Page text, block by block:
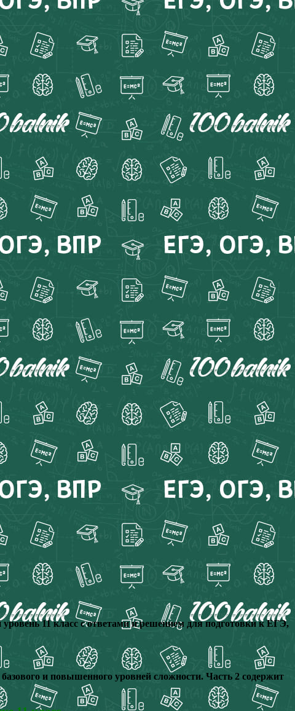
11 класс с ответами и решением для подготовки к ЕГЭ,
и повышенного уровней сложности. Часть 2 cодержит